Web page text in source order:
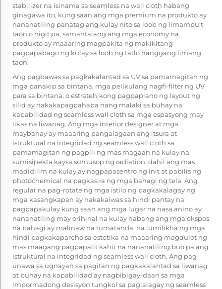
stabilizer na isinama sa seamless na wall cloth habang
ginagawa ito, kung saan ang mga premium na produkto ay
nananatiling panatag ang kulay nito sa loob ng limampu’t
taon o higit pa, samantalang ang mga economy na
produkto ay maaaring magpakita ng makikitang
pagpapabago ng kulay sa loob ng tatlo hanggang limang
taon.
Ang pagbawas sa pagkakalantad sa UV sa pamamagitan ng
mga panakip sa bintana, mga pelikulang nagfi-filter ng UV
para sa bintana, o estratehikong pagpaplano ng layout ng
silid ay nakakapagpahaba nang malaki sa buhay na
kapabilidad ng seamless wall cloth sa mga espasyong may
likas na liwanag. Ang mga interior designer at mga
maybahay ay maaaring pangalagaan ang itsura at
istruktural na integridad ng seamless wall cloth sa
pamamagitan ng pagpili ng mas magaan na kulay na
sumisipekta kaysa sumusop ng radiation, dahil ang mas
madidilim na kulay ay nagpapasentro ng init at pabilis ng
photochemical na pagkasira ng mga bahagi ng tela. Ang
regular na pag-rotate ng mga istilo ng pagkakalagay ng
mga kasangkapan ay nakakaiwas sa hindi pantay na
pagpapakulay kung saan ang mga lugar na nasa anino ay
nananatiling may orihinal na kulay habang ang mga ekspos
na bahagi ay malinaw na tumatanda, na lumilikha ng mga
hindi pagkakapareho sa estetika na maaaring magdulot ng
mas maagang pagpapalit kahit na nananatiling buo pa ang
istruktural na integridad ng seamless wall cloth. Ang pag-
unawa sa ugnayan sa pagitan ng pagkakalantad sa liwanag
at buhay na kapabilidad ay nagbibigay-daan sa mga
impormadong desisyon tungkol sa paglalagay ng seamless